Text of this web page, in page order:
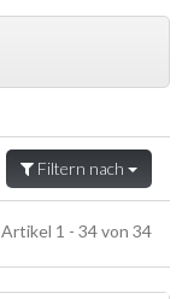
Filtern nach
Artikel 1 - 34 von 34